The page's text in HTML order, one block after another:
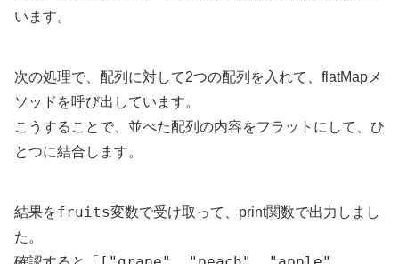
います。
次の処理で、配列に対して2つの配列を入れて、flatMapメ
ソッドを呼び出しています。
こうすることで、並べた配列の内容をフラットにして、ひ
とつに結合します。
結果をfruits変数で受け取って、print関数で出力しまし
た。